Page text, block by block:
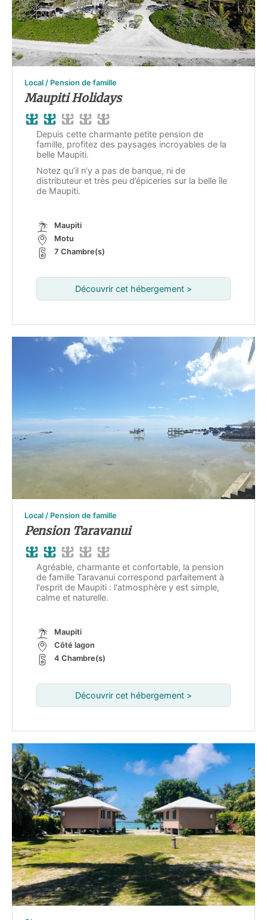
Local / Pension de famille
Maupiti Holidays
Depuis cette charmante petite pension de
famille, profitez des paysages incroyables de la
belle Maupiti.
Notez qu’il n’y a pas de banque, ni de
distributeur et très peu d’épiceries sur la belle île
de Maupiti.
Maupiti
Motu
7 Chambre(s)
Découvrir cet hébergement >
Local / Pension de famille
Pension Taravanui
Agréable, charmante et confortable, la pension
de famille Taravanui correspond parfaitement à
l'esprit de Maupiti : l'atmosphère y est simple,
calme et naturelle.
Maupiti
Côté lagon
4 Chambre(s)
Découvrir cet hébergement >